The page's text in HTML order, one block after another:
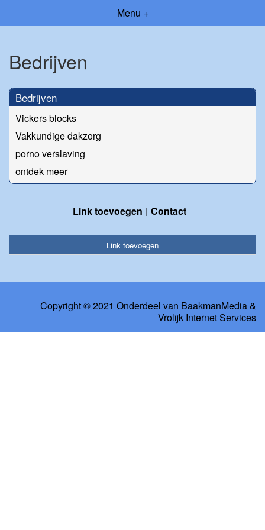
Menu +
Bedrijven
Bedrijven
Vickers blocks
Vakkundige dakzorg
porno verslaving
ontdek meer
Link toevoegen Contact
Link toevoegen
Copyright © 2021 Onderdeel van BaakmanMedia&
Vrolijk Internet Services